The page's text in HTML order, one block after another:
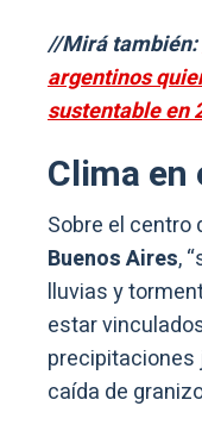
//Mirá también:
argentinos
sustentable en
Clima en
Sobre el centro
Buenos Aires,
lluvias y
estar
caída de